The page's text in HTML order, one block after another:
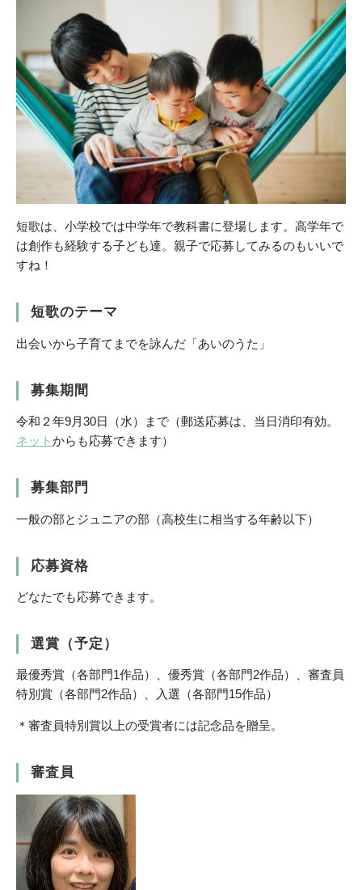
短歌は、小学校では中学年で教科書に登場します。高学年で
は創作も経験する子ども達。親子で応募してみるのもいいで
すね！
短歌のテーマ
出会いから子育てまでを詠んだ「あいのうた」
募集期間
令和２年9月30日（水）まで（郵送応募は、当日消印有効。
ネット からも応募できます）
募集部門
一般の部とジュニアの部（高校生に相当する年齢以下）
応募資格
どなたでも応募できます。
選賞（予定）
最優秀賞（各部門1作品）、優秀賞（各部門2作品）、審査員
特別賞（各部門2作品）、入選（各部門15作品）
＊審査員特別賞以上の受賞者には記念品を贈呈。
審査員